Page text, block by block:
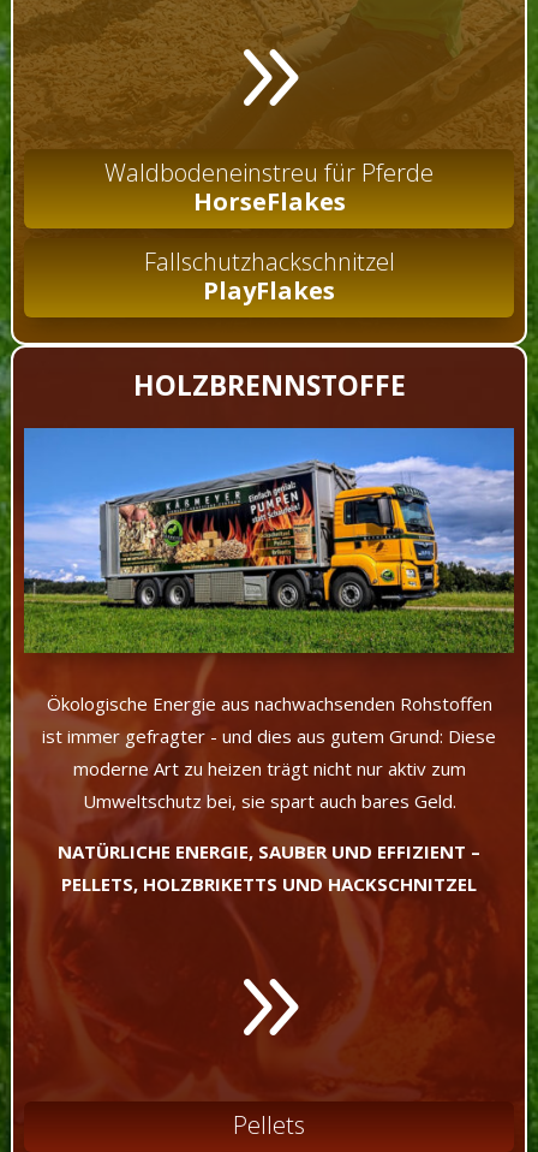
9
Waldbodeneinstreu für Pferde
HorseFlakes
Fallschutzhackschnitzel
PlayFlakes
HOLZBRENNSTOFFE
Ökologische Energie aus nachwachsenden Rohstoffen
ist immer gefragter - und dies aus gutem Grund: Diese
moderne Art zu heizen trägt nicht nur aktiv zum
Umweltschutz bei, sie spart auch bares Geld.
NATÜRLICHE ENERGIE, SAUBER UND EFFIZIENT –
PELLETS, HOLZBRIKETTS UND HACKSCHNITZEL
9
Pellets